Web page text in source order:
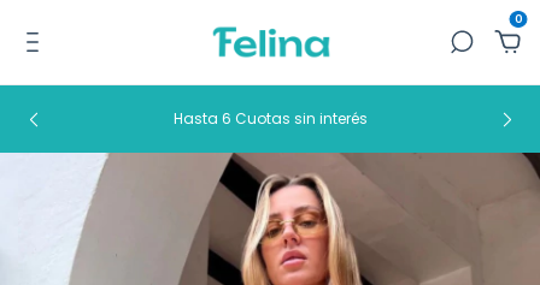
0
Hasta 6 Cuotas sin interés